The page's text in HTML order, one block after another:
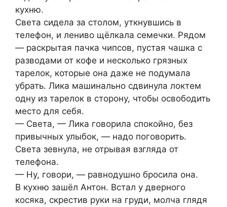
кухню.
Света сидела за столом, уткнувшись в
телефон, и лениво щёлкала семечки. Рядом
— раскрытая пачка чипсов, пустая чашка с
разводами от кофе и несколько грязных
тарелок, которые она даже не подумала
убрать. Лика машинально сдвинула локтем
одну из тарелок в сторону, чтобы освободить
место для себя.
— Света, — Лика говорила спокойно, без
привычных улыбок, — надо поговорить.
Света зевнула, не отрывая взгляда от
телефона.
— Ну, говори, — равнодушно бросила она.
В кухню зашёл Антон. Встал у дверного
косяка, скрестив руки на груди, молча глядя